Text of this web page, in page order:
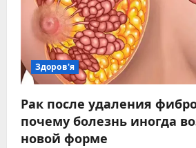
Здоров'я
Рак после удаления
почему болезнь иногда
новой форме